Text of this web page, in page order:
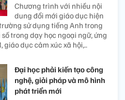
Chương trình với nhiều nội
dung đổi mới giáo dục hiện
sử dụng tiếng Anh trong
trong dạy học ngoại ngữ, ứng
giáo dục cảm xúc xã hội,..
Đại học phải kiến tạo công
nghệ, giải pháp và mô hình
phát triển mới